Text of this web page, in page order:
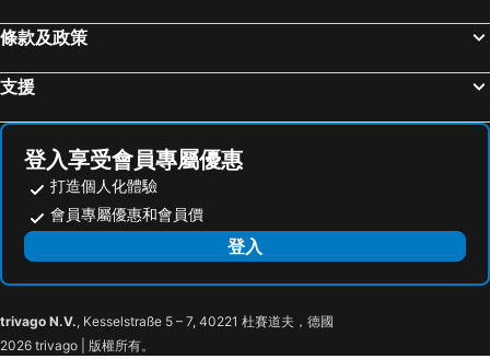
條款及政策
支援
登入享受會員專屬優惠
打造個人化體驗
會員專屬優惠和會員價
登入
trivago N.V., Kesselstraße 5 – 7, 40221 杜賽道夫，德國
2026 trivago | 版權所有。